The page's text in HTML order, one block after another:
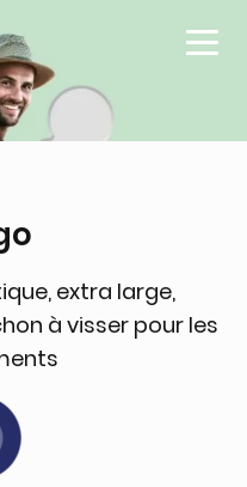
Menü
extra large,
à visser pour les